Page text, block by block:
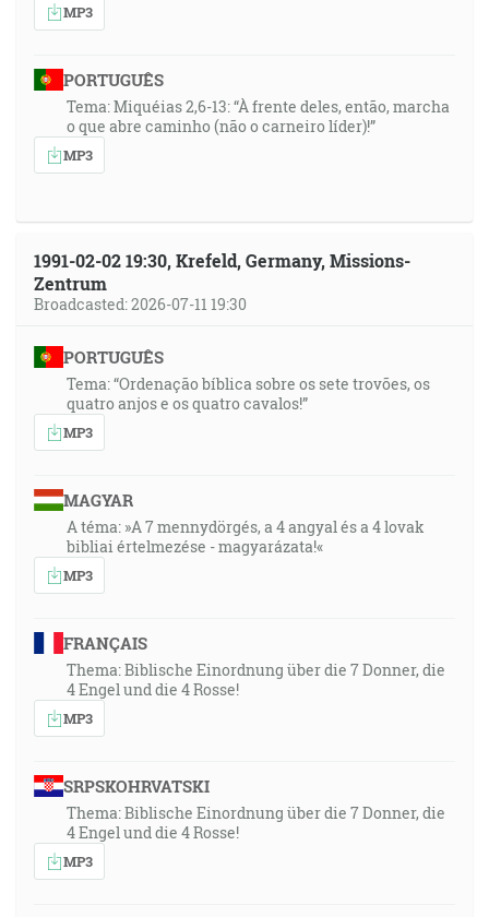
MP3
PORTUGUÊS
Tema: Miquéias 2,6-13: “À frente deles, então, marcha
o que abre caminho (não o carneiro líder)!”
MP3
1991-02-02 19:30, Krefeld, Germany, Missions-
Zentrum
Broadcasted: 2026-07-11 19:30
PORTUGUÊS
Tema: “Ordenação bíblica sobre os sete trovões, os
quatro anjos e os quatro cavalos!”
MP3
MAGYAR
A téma: »A 7 mennydörgés, a 4 angyal és a 4 lovak
bibliai értelmezése - magyarázata!«
MP3
FRANÇAIS
Thema: Biblische Einordnung über die 7 Donner, die
4 Engel und die 4 Rosse!
MP3
SRPSKOHRVATSKI
Thema: Biblische Einordnung über die 7 Donner, die
4 Engel und die 4 Rosse!
MP3